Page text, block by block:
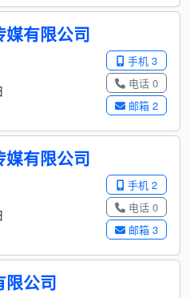
有限公司
手机 3
电话 0
邮箱 2
有限公司
手机 2
电话 0
邮箱 3
限公司